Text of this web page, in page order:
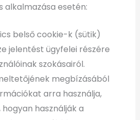
alkalmazása esetén:
belső cookie-k (sütik)
jelentést ügyfelei részére
szokásairól.
megbízásából
arra használja,
használják a